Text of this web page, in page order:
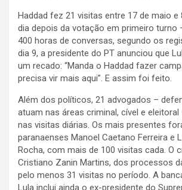
Haddad fez 21 visitas entre 17 de maio e
dia depois da votação em primeiro turno
400 horas de conversas, segundo os
dia 9, a presidente do PT anunciou que
um recado: “Manda o Haddad fazer
precisa vir mais aqui”. E assim foi feito.
Além dos políticos, 21 advogados –
atuam nas áreas criminal, cível e
nas visitas diárias. Os mais presentes
paranaenses Manoel Caetano Ferreira e
Rocha, com mais de 100 visitas cada. O
Cristiano Zanin Martins, dos processos
pelo menos 31 visitas no período. A
Lula inclui ainda o ex-presidente do